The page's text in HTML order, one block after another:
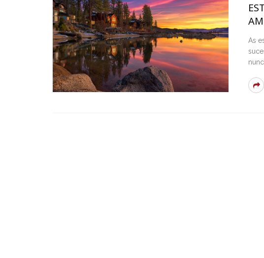
As
OS MELHORES HOTÉIS DE
PELA GOLD LIST CONDE
TRAVELER